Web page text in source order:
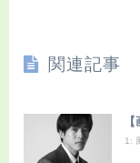
関連記事
1: